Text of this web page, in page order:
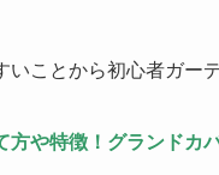
ことから初心者ガー
方や特徴！グランドカ